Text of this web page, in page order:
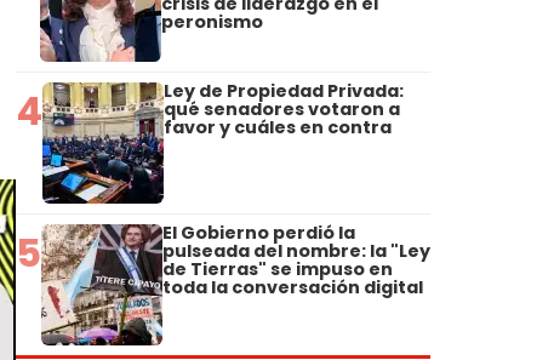
peronismo
4 Ley de Propiedad Privada:
qué senadores votaron a
favor y cuáles en contra
5 El Gobierno perdió la
pulseada del nombre: la "Ley
de Tierras" se impuso en
toda la conversación digital